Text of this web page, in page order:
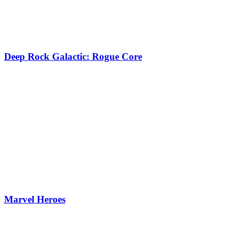
Deep Rock Galactic: Rogue Core
Marvel Heroes